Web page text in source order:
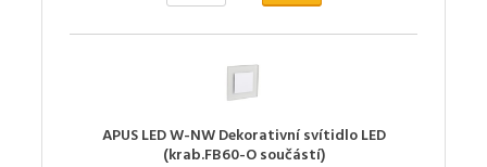
APUS LED W-NW Dekorativní svítidlo LED
(krab.FB60-O součástí)